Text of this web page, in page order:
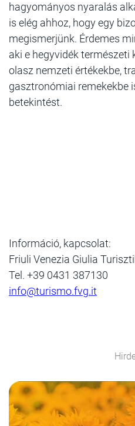
hagyományos nyaralás
is elég ahhoz, hogy egy
megismerjünk. Érdemes
aki e hegyvidék természeti
olasz nemzeti értékekbe,
gasztronómiai remekekbe
betekintést.
Információ, kapcsolat:
Friuli Venezia Giulia
Tel. +39 0431 387130
info@turismo.fvg.it